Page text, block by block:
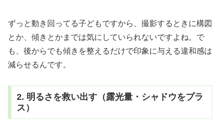
ずっと動き回ってる子どもですから、撮影するときに構図
とか、傾きとかまでは気にしていられないですよね。で
も、後からでも傾きを整えるだけで印象に与える違和感は
減らせるんです。
2. 明るさを救い出す（露光量・シャドウをプラ
ス）